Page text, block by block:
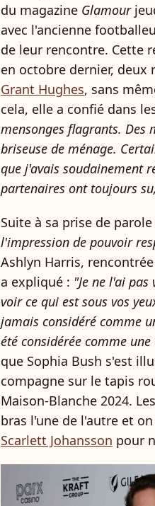
du magazine Glamour
avec l'ancienne
de leur rencontre. Cette
en octobre dernier, deux
Grant Hughes, sans
cela, elle a confié dans
mensonges flagrants. Des
briseuse de ménage.
que j'avais soudainement
partenaires ont toujours
Suite à sa prise de
l'impression de pouvoir
Ashlyn Harris,
a expliqué : "Je ne l'ai
voir ce qui est sous vos
jamais considéré comme
été considérée comme
que Sophia Bush s'est
compagne sur le tapis
Maison-Blanche 2024.
bras l'une de l'autre et
Scarlett Johansson pour